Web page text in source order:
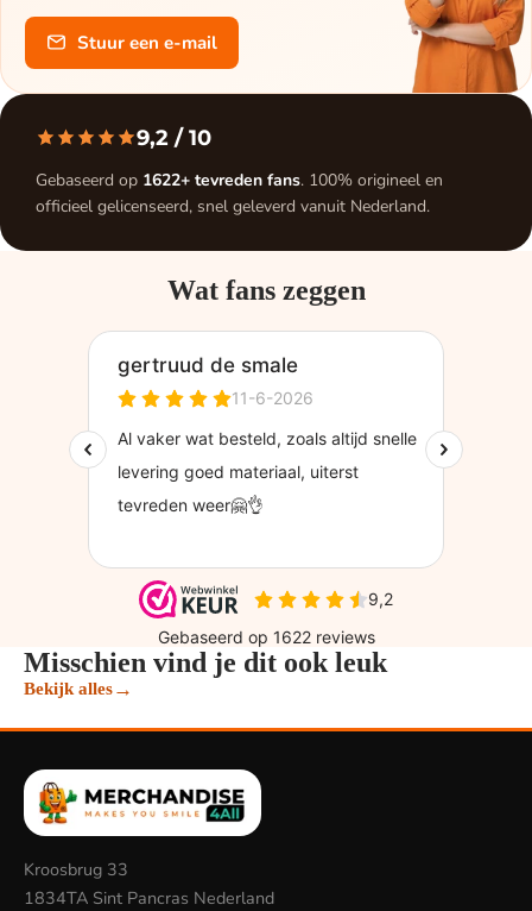
Stuur een e-mail
9,2 / 10
Gebaseerd op 1622+ tevreden fans. 100% origineel en
officieel gelicenseerd, snel geleverd vanuit Nederland.
Wat fans zeggen
Misschien vind je dit ook leuk
Bekijk alles→
Kroosbrug 33
1834TA Sint Pancras Nederland